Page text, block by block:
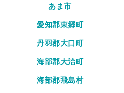
あま市
愛知郡東郷町
丹羽郡大口町
海部郡大治町
海部郡飛島村